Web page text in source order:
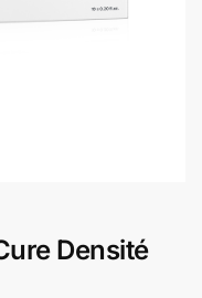
Densité